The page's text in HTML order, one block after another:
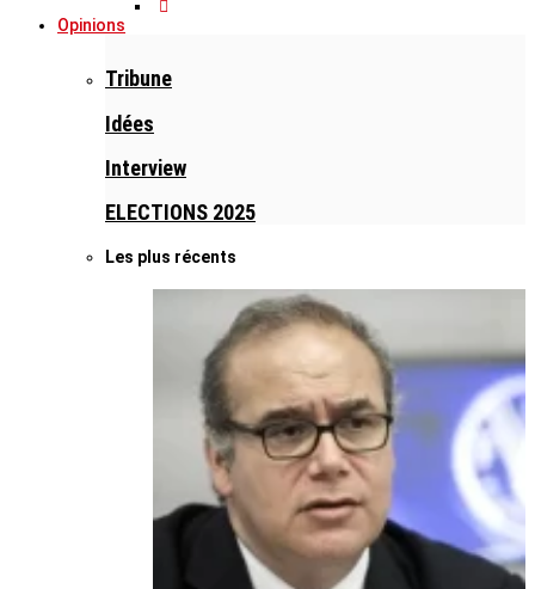
Opinions
Tribune
Idées
Interview
ELECTIONS 2025
Les plus récents